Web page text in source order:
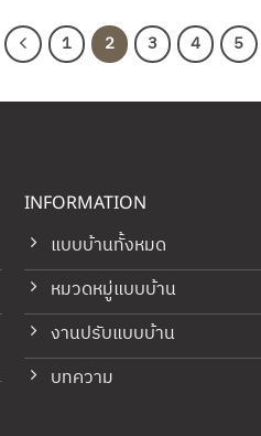
1 2 3 4 5
INFORMATION
แบบบ้านทั้งหมด
หมวดหมู่แบบบ้าน
งานปรับแบบบ้าน
บทความ